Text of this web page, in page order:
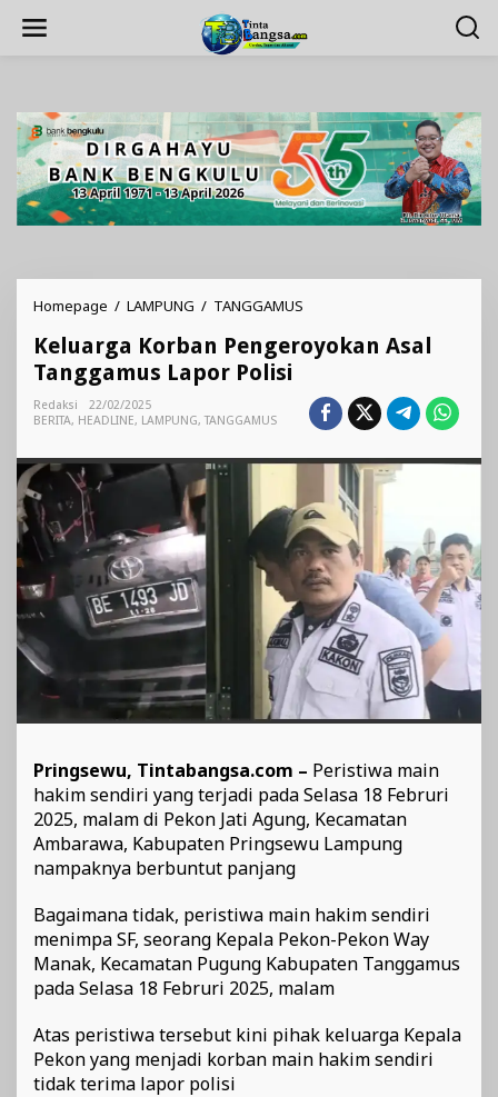
Homepage / LAMPUNG / TANGGAMUS
Pengeroyokan
Asal
Lapor
Polisi
Keluarga Korban Pengeroyokan Asal
Tanggamus Lapor Polisi
Redaksi
22/02/2025
BERITA, HEADLINE, LAMPUNG,TANGGAMUS
Pringsewu, Tintabangsa.com – Peristiwa main
hakim sendiri yang terjadi pada Selasa 18 Februri
2025, malam di Pekon Jati Agung, Kecamatan
Ambarawa, Kabupaten Pringsewu Lampung
nampaknya berbuntut panjang
Bagaimana tidak, peristiwa main hakim sendiri
menimpa SF, seorang Kepala Pekon-Pekon Way
Manak, Kecamatan Pugung Kabupaten Tanggamus
pada Selasa 18 Februri 2025, malam
Atas peristiwa tersebut kini pihak keluarga Kepala
Pekon yang menjadi korban main hakim sendiri
tidak terima lapor polisi